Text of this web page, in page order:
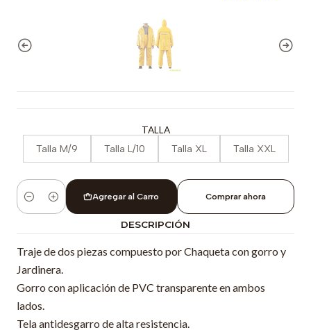
TALLA
Talla M/9 Talla L/10 Talla XL Talla XXL
Cantidad
Agregar al Carro Comprar ahora
DESCRIPCIÓN
Traje de dos piezas compuesto por Chaqueta con gorro y
Jardinera.
Gorro con aplicación de PVC transparente en ambos
lados.
Tela antidesgarro de alta resistencia.